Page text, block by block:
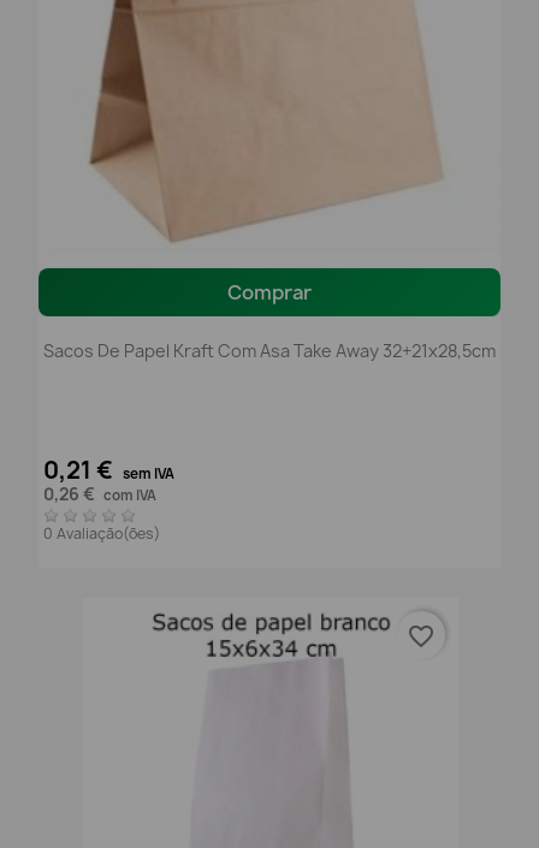
Comprar
Sacos De Papel Kraft Com Asa Take Away 32+21x28,5cm
0,21 € sem IVA
0,26 € com IVA
0 Avaliação(ões)
favorite_border